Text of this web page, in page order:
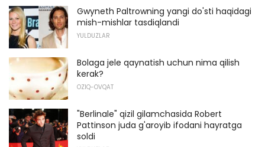
Gwyneth Paltrowning yangi do'sti haqidagi
mish-mishlar tasdiqlandi
YULDUZLAR
Bolaga jele qaynatish uchun nima qilish
kerak?
OZIQ-OVQAT
"Berlinale" qizil gilamchasida Robert
Pattinson juda g'aroyib ifodani hayratga
soldi